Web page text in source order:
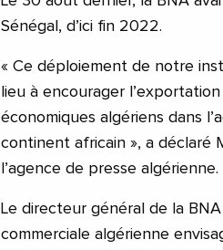
Sénégal, d’ici fin 2022.
« Ce déploiement de notre
lieu à encourager
économiques algériens dans
continent africain », a déclaré
l’agence de presse algérienne.
Le directeur général de la
commerciale algérienne